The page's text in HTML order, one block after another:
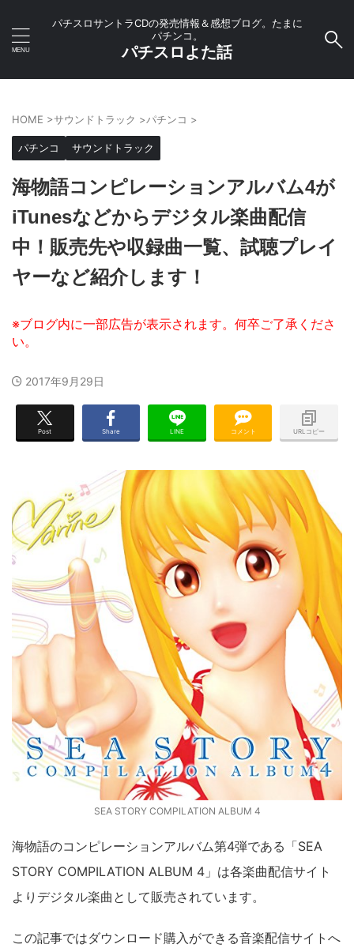
パチスロサントラCDの発売情報＆感想ブログ。たまに
パチンコ。
パチスロよた話
HOME >サウンドトラック >パチンコ >
パチンコ サウンドトラック
海物語コンピレーションアルバム4が
iTunesなどからデジタル楽曲配信
中！販売先や収録曲一覧、試聴プレイ
ヤーなど紹介します！
2017年9月29日
Post Share LINE コメント URLコピー
SEA STORY COMPILATION ALBUM 4
海物語のコンピレーションアルバム第4弾である「SEA
STORY COMPILATION ALBUM 4」は各楽曲配信サイト
よりデジタル楽曲として販売されています。
この記事ではダウンロード購入ができる音楽配信サイトへ